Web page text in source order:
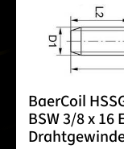
BaerCoil
BSW 3/8 x